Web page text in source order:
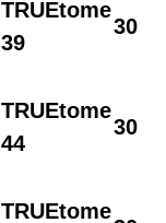
TRUEtome
39
30
TRUEtome
44
30
TRUEtome